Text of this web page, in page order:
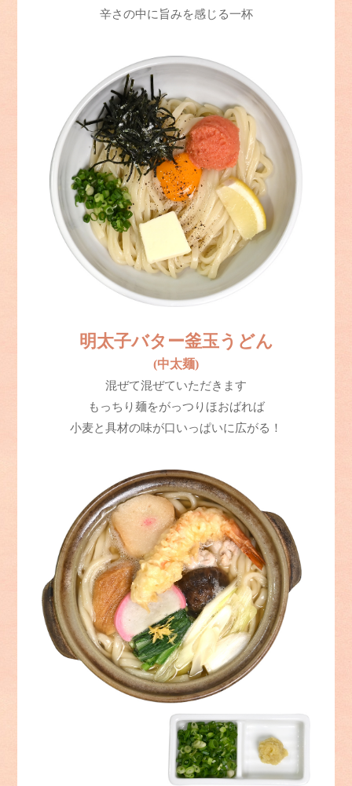
辛さの中に旨みを感じる一杯
明太子バター釜玉うどん
(中太麺)
混ぜて混ぜていただきます
もっちり麺をがっつりほおばれば
小麦と具材の味が口いっぱいに広がる！